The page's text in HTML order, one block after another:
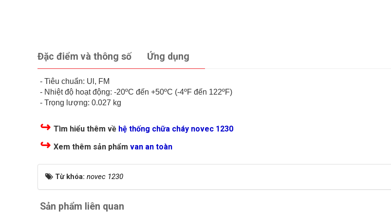
Đặc điểm và thông số Ứng dụng
- Tiêu chuẩn: Ul, FM
- Nhiệt độ hoạt động: -20ºC đến +50ºC (-4ºF đến 122ºF)
- Trọng lượng: 0.027 kg
↪ Tìm hiểu thêm về hệ thống chữa cháy novec 1230
↪ Xem thêm sản phẩm van an toàn
Từ khóa: novec 1230
Sản phẩm liên quan